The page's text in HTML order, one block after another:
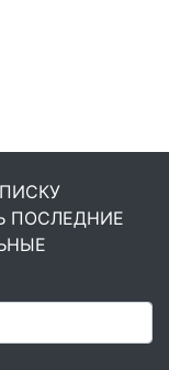
ПОСЛЕДНИЕ